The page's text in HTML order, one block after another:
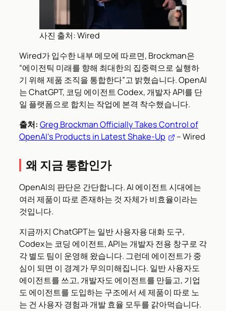
사진 출처: Wired
Wired가 입수한 내부 메모에 따르면, Brockman은
“에이전틱 미래를 향해 최대한의 집중력으로 실행하
기 위해 제품 조직을 통합한다”고 밝혔습니다. OpenAI
는 ChatGPT, 코딩 에이전트 Codex, 개발자 API를 단
일 플랫폼으로 합치는 작업에 본격 착수했습니다.
출처: Greg Brockman Officially Takes Control of
OpenAI’s Products in Latest Shake-Up
– Wired
왜 지금 통합인가
OpenAI의 판단은 간단합니다. AI 에이전트 시대에는
여러 제품이 따로 존재하는 것 자체가 비효율이라는
것입니다.
지금까지 ChatGPT는 일반 사용자용 대화 도구,
Codex는 코딩 에이전트, API는 개발자 전용 창구로 각
각 별도 팀이 운영해 왔습니다. 그런데 에이전트가 중
심이 되면 이 경계가 무의미해집니다. 일반 사용자도
에이전트를 쓰고, 개발자도 에이전트를 만들고, 기업
도 에이전트를 도입하는 구조에서 세 제품이 따로 노
는 건 사용자 경험과 개발 효율 모두를 갉아먹습니다.